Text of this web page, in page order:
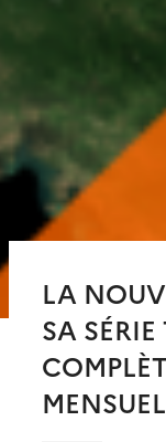
LA
SA SÉRIE